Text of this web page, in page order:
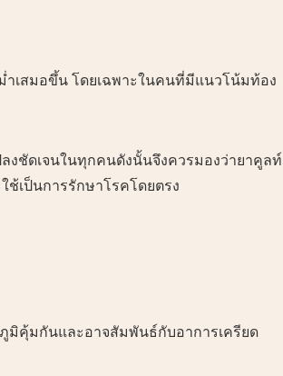
เสมอขึ้น โดยเฉพาะในคนที่มีแนวโน้มท้อง
งชัดเจนในทุกคนดังนั้นจึงควรมองว่ายาคูลท์
ช้เป็นการรักษาโรคโดยตรง
มิคุ้มกันและอาจสัมพันธ์กับอาการเครียด